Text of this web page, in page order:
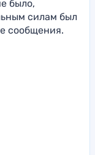
было,
силам был
сообщения.